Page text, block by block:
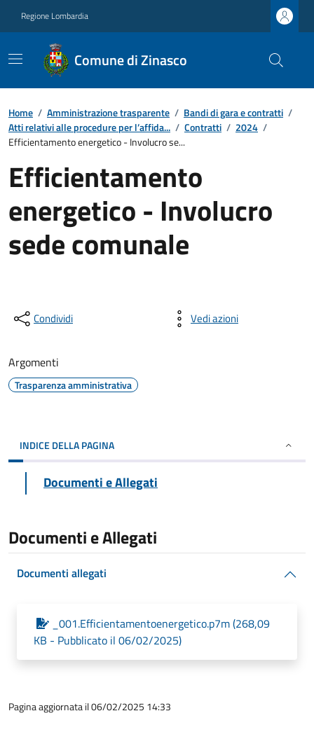
Regione Lombardia
Comune di Zinasco
Home / Amministrazione trasparente / Bandi di gara e contratti /
Atti relativi alle procedure per l’affida... / Contratti / 2024 /
Efficientamento energetico - Involucro se...
Efficientamento
energetico - Involucro
sede comunale
Condividi Vedi azioni
Argomenti
Trasparenza amministrativa
INDICE DELLA PAGINA
Documenti e Allegati
Documenti e Allegati
Documenti allegati
_001.Efficientamentoenergetico.p7m (268,09
KB - Pubblicato il 06/02/2025)
Pagina aggiornata il 06/02/2025 14:33